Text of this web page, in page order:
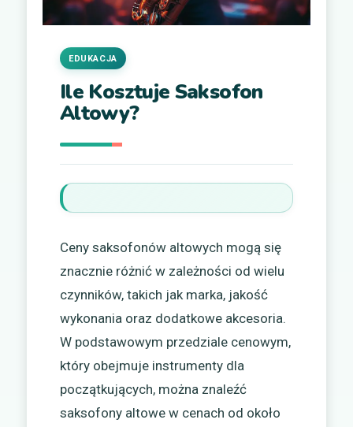
Ile Kosztuje Saksofon
Altowy?
EDUKACJA
Ceny saksofonów altowych mogą się
znacznie różnić w zależności od wielu
czynników, takich jak marka, jakość
wykonania oraz dodatkowe akcesoria.
W podstawowym przedziale cenowym,
który obejmuje instrumenty dla
początkujących, można znaleźć
saksofony altowe w cenach od około